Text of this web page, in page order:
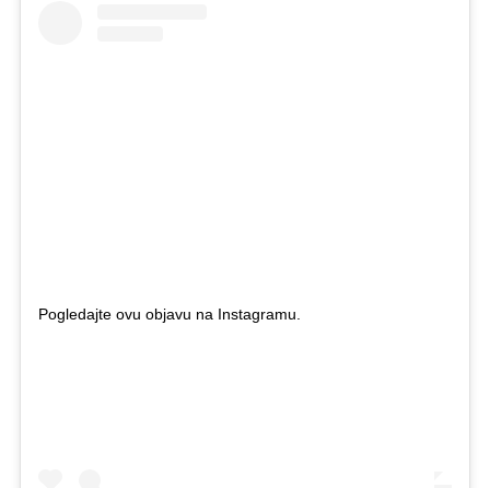
Pogledajte ovu objavu na Instagramu.